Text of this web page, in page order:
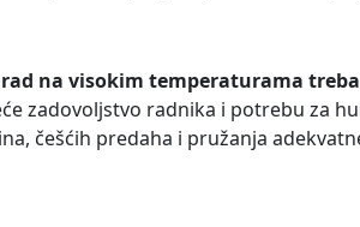
na visokim temperaturama
zadovoljstvo radnika i potrebu za
češćih predaha i pružanja